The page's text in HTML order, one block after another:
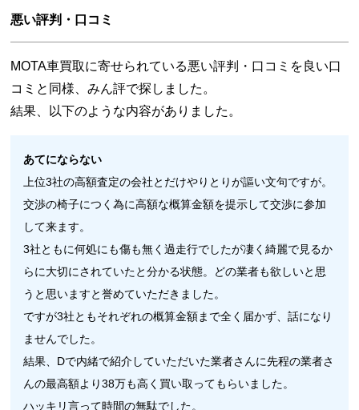
悪い評判・口コミ
MOTA車買取に寄せられている悪い評判・口コミを良い口
コミと同様、みん評で探しました。
結果、以下のような内容がありました。
あてにならない
上位3社の高額査定の会社とだけやりとりが謳い文句ですが。
交渉の椅子につく為に高額な概算金額を提示して交渉に参加
して来ます。
3社ともに何処にも傷も無く過走行でしたが凄く綺麗で見るか
らに大切にされていたと分かる状態。どの業者も欲しいと思
うと思いますと誉めていただきました。
ですが3社ともそれぞれの概算金額まで全く届かず、話になり
ませんでした。
結果、Dで内緒で紹介していただいた業者さんに先程の業者さ
んの最高額より38万も高く買い取ってもらいました。
ハッキリ言って時間の無駄でした。